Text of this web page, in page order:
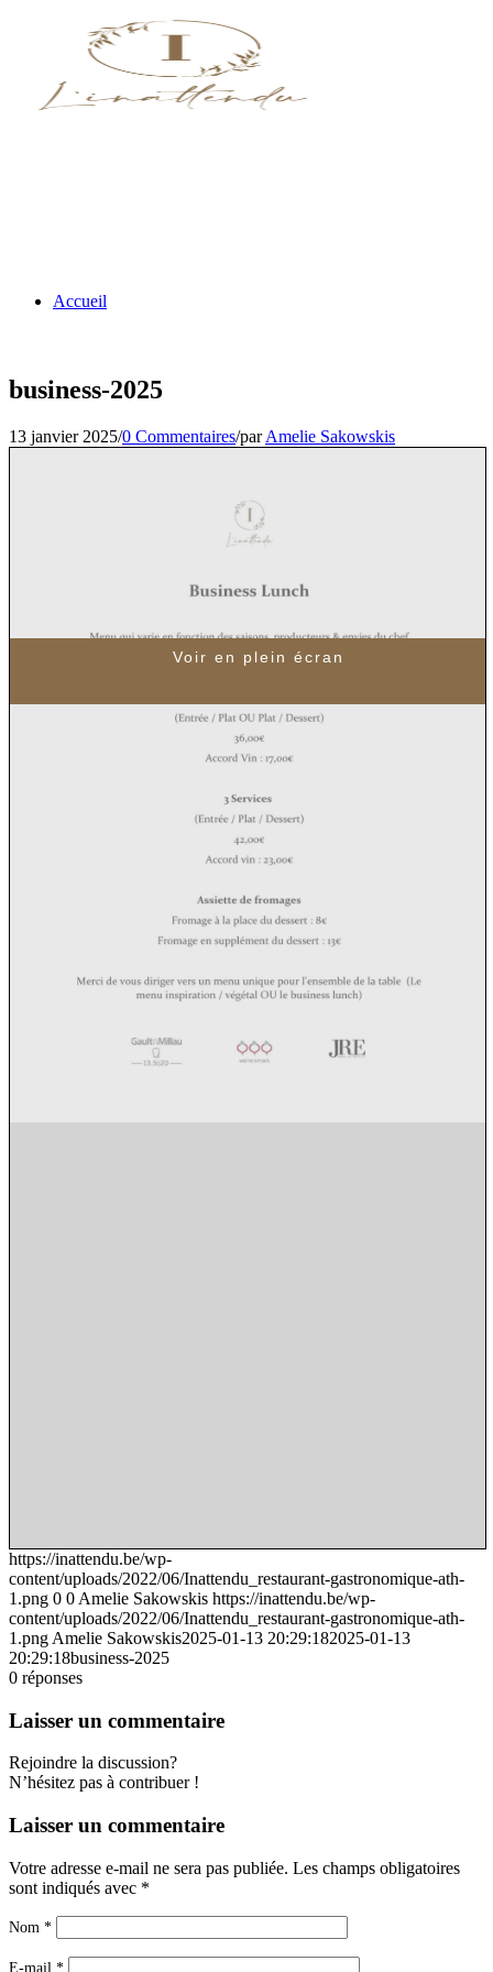
Accueil
L’inattendu
Contact
business-2025
13 janvier 2025/0 Commentaires/parAmelie Sakowskis
Voir en plein écran
https://inattendu.be/wp-
content/uploads/2022/06/Inattendu_restaurant-gastronomique-ath-
1.png 0 0 Amelie Sakowskis https://inattendu.be/wp-
content/uploads/2022/06/Inattendu_restaurant-gastronomique-ath-
1.png Amelie Sakowskis2025-01-13 20:29:182025-01-13
20:29:18business-2025
0 réponses
Laisser un commentaire
Rejoindre la discussion?
N’hésitez pas à contribuer !
Laisser un commentaire
Votre adresse e-mail ne sera pas publiée. Les champs obligatoires
sont indiqués avec *
Nom *
E-mail *